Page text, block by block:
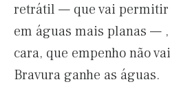
retrátil — que vai permitir
em águas mais planas —
cara, que empenho não
Bravura ganhe as águas.